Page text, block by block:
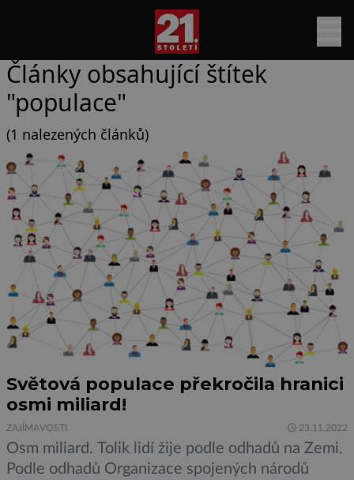
Články obsahující štítek
"populace"
(1 nalezených článků)
Světová populace překročila hranici
osmi miliard!
ZAJÍMAVOSTI 23.11.2022
Osm miliard. Tolik lidí žije podle odhadů na Zemi.
Podle odhadů Organizace spojených národů